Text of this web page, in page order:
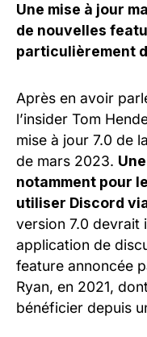
Une mise à jour
de nouvelles
particulièrement
Après en avoir
l’insider Tom
mise à jour 7.0 de
de mars 2023.
notamment pour
utiliser Discord
version 7.0 devrait
application de
feature annoncée
Ryan, en 2021,
bénéficier depuis